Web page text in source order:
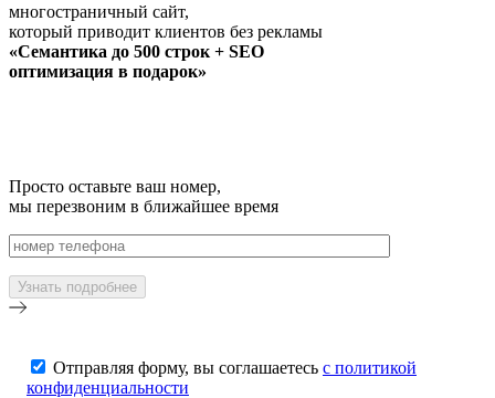
многостраничный сайт,
который приводит клиентов без рекламы
«Семантика до 500 строк + SEO
оптимизация в подарок»
Просто оставьте ваш номер,
мы перезвоним в ближайшее время
Отправляя форму, вы соглашаетесь с политикой
конфиденциальности